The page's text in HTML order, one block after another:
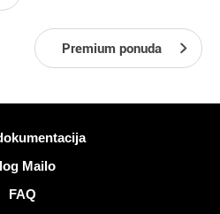
Premium ponuda
Mailo
FAQ